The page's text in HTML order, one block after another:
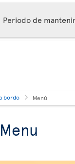
Periodo de
bordo Menú
Menu